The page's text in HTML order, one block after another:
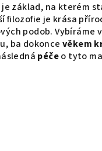
je základ, na kterém
filozofie je krása
podob. Vybíráme
ba dokonce věkem
péčeo tyto